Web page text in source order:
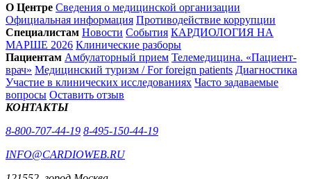
О Центре Сведения о медицинской организации
Официальная информация Противодействие коррупции
Специалистам Новости События КАРДИОЛОГИЯ НА
МАРШЕ 2026 Клинические разборы
Пациентам Амбулаторный прием Телемедицина. «Пациент-
врач» Медицинский туризм / For foreign patients Диагностика
Участие в клинических исследованиях Часто задаваемые
вопросы Оставить отзыв
КОНТАКТЫ
8-800-707-44-19 8-495-150-44-19
INFO@CARDIOWEB.RU